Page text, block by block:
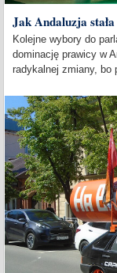
Jak Andaluzja
Kolejne wybory do
dominację prawicy w
radykalnej zmiany, bo